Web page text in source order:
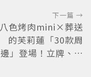
下一篇 →
八色烤肉mini×葬送
的芙莉蓮「30款周
邊」登場！立牌、鑰